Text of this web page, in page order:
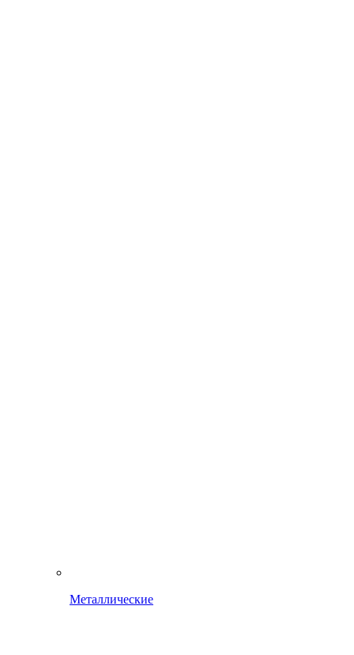
Металлические